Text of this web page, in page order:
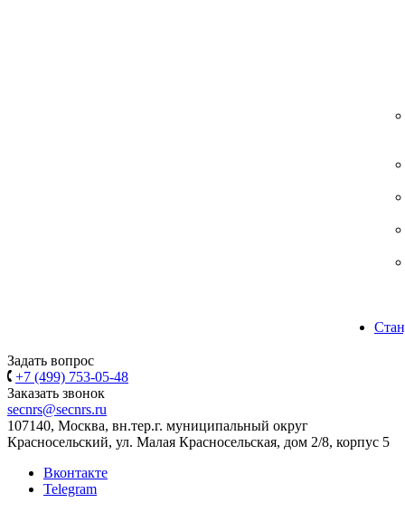
Задать вопрос
+7 (499) 753-05-48
Заказать звонок
secnrs@secnrs.ru
107140, Москва, вн.тер.г. муниципальный округ
Красносельский, ул. Малая Красносельская, дом 2/8, корпус 5
Вконтакте
Telegram